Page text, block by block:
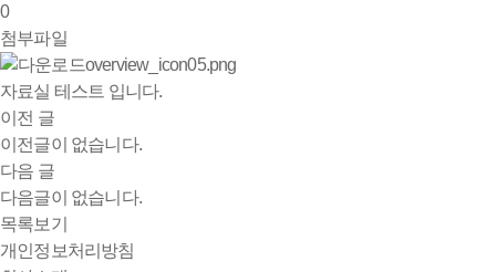
0
첨부파일
overview_icon05.png
자료실 테스트 입니다.
이전 글
이전글이 없습니다.
다음 글
다음글이 없습니다.
목록보기
개인정보처리방침